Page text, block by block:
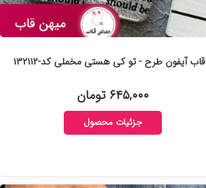
قاب آیفون طرح - تو کی هستی مخملی کد-۱۳۲۱۱۲
۶۴۵,۰۰۰ تومان
جزئیات محصول